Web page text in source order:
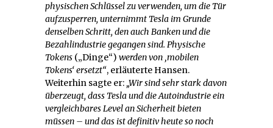
physischen Schlüssel zu verwenden, um die Tür
aufzusperren, unternimmt Tesla im Grunde
denselben Schritt, den auch Banken und die
Bezahlindustrie gegangen sind. Physische
Tokens („Dinge“) werden von ‚mobilen
Tokens‘ ersetzt“, erläuterte Hansen.
Weiterhin sagte er:„Wir sind sehr stark davon
überzeugt, dass Tesla und die Autoindustrie ein
vergleichbares Level an Sicherheit bieten
müssen – und das ist definitiv heute so noch